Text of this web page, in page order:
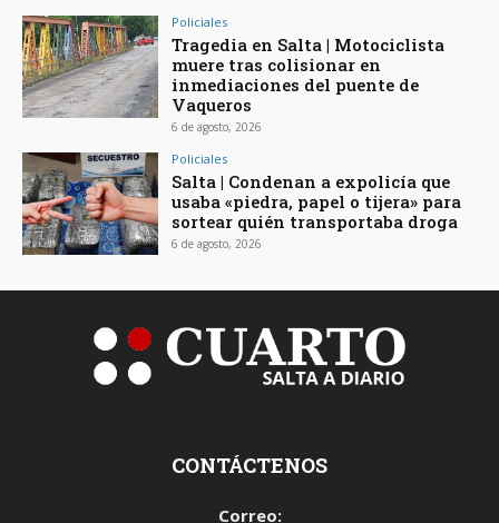
Policiales
Tragedia en Salta | Motociclista
muere tras colisionar en
inmediaciones del puente de
Vaqueros
6 de agosto, 2026
Policiales
Salta | Condenan a expolicía que
usaba «piedra, papel o tijera» para
sortear quién transportaba droga
6 de agosto, 2026
CONTÁCTENOS
Correo: